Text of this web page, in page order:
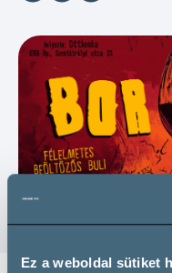
Ez a weboldal sütiket